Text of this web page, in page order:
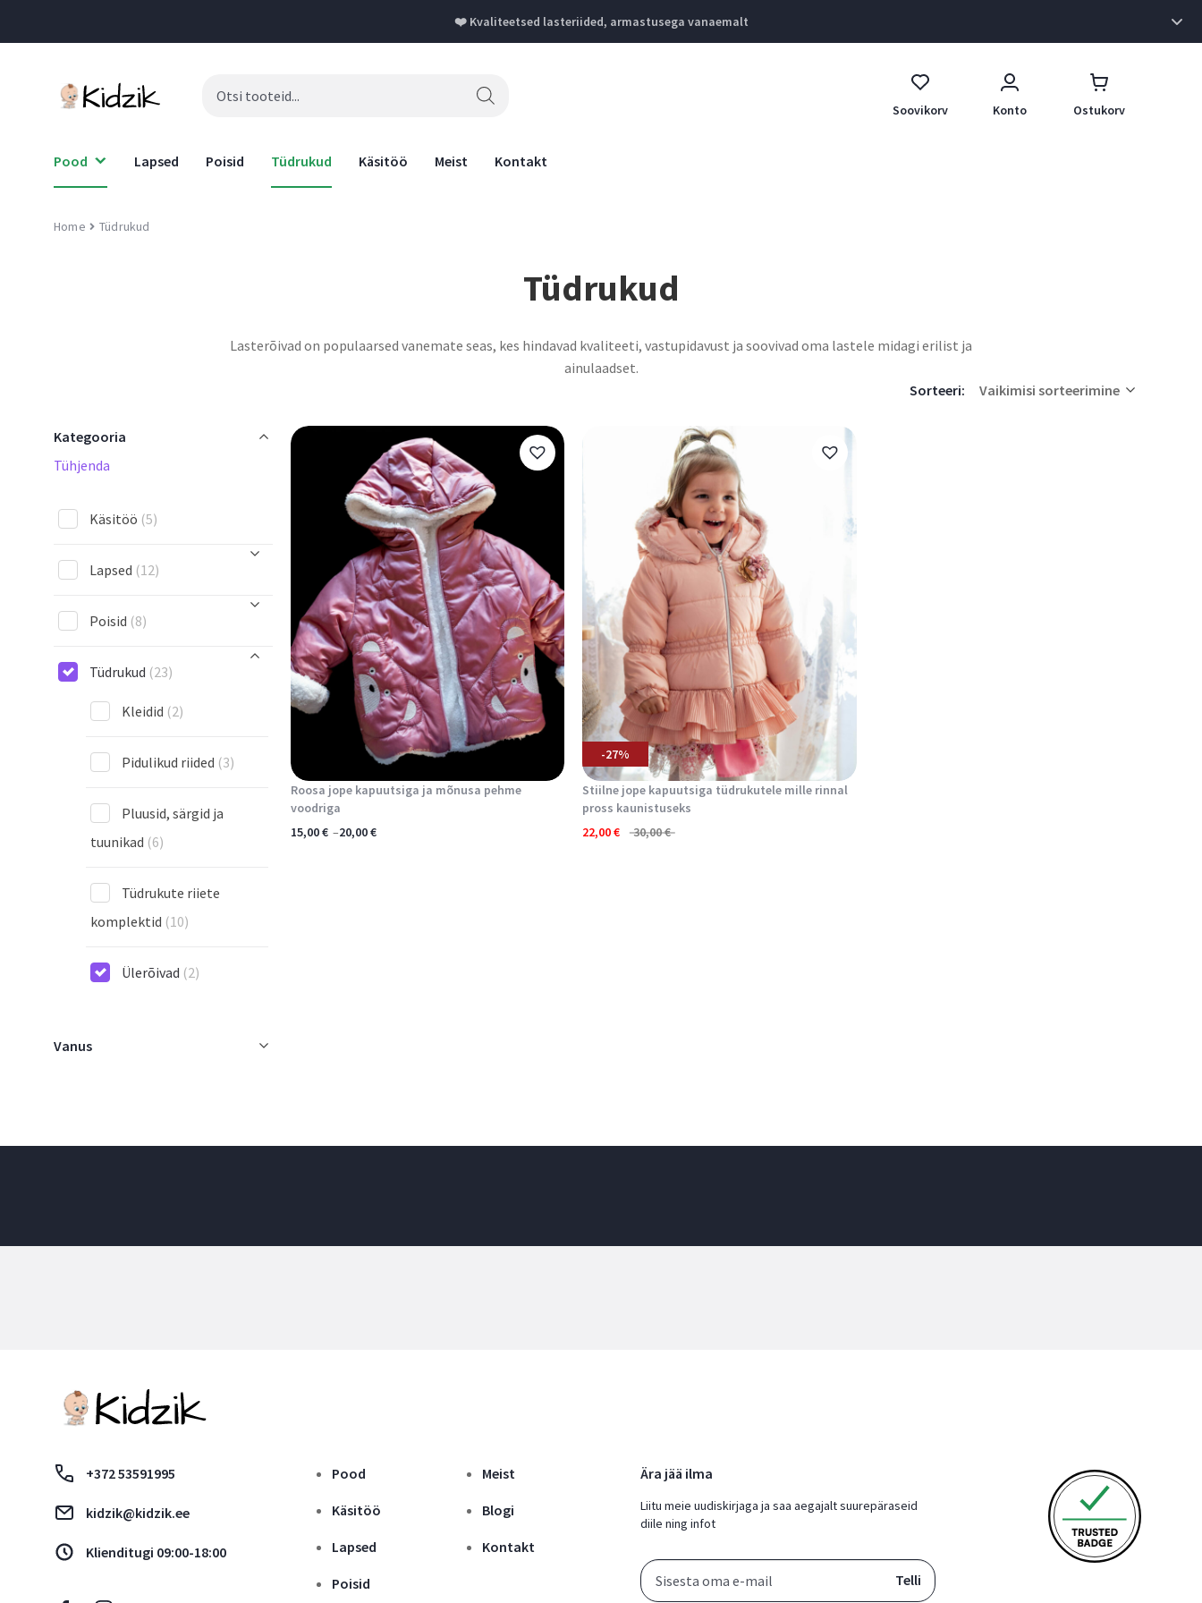
❤️ Kvaliteetsed lasteriided, armastusega vanaemalt
Kõik kaubad toob Sinuni meie head partnerid Omniva, Itella ja
DPD, kes tegutsevad kiirelt ja efektiivselt.
Meie teenindajad on sõbralikud ja ootavad Sinu kõnesid ja
kirjasid. Võta julgesti ühendust.
Oleme panustanud palju aega ja energiat, et ostukogemus Sinu
jaoks võimalikult mugavaks teha. Naudi!
search
Soovikorv
Konto Ostukorv
Pood Lapsed Poisid Tüdrukud Käsitöö Meist Kontakt
Home Tüdrukud
Tüdrukud
Lasterõivad on populaarsed vanemate seas, kes hindavad kvaliteeti, vastupidavust ja soovivad oma lastele midagi erilist ja
ainulaadset.
Sorteeri:
Vaikimisi sorteerimine
Kategooria
Tühjenda
Käsitöö (5)
Lapsed (12)
Poisid (8)
Tüdrukud (23)
Kleidid (2)
Pidulikud riided (3)
Pluusid, särgid ja
tuunikad (6)
Tüdrukute riiete
komplektid (10)
Ülerõivad (2)
Vanus
Roosa jope kapuutsiga ja mõnusa pehme
voodriga
15,00€ –20,00€
-27%
Stiilne jope kapuutsiga tüdrukutele mille rinnal
pross kaunistuseks
22,00€ 30,00€
+372 53591995
kidzik@kidzik.ee
Klienditugi 09:00-18:00
Pood
Käsitöö
Lapsed
Poisid
Meist
Blogi
Kontakt
Ära jää ilma
Liitu meie uudiskirjaga ja saa aegajalt suurepäraseid
diile ning infot